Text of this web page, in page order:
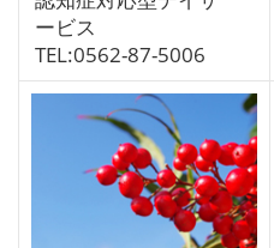
ービス
TEL:0562-87-5006